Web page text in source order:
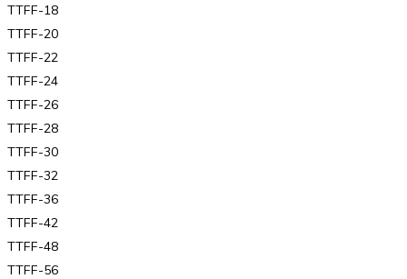
TTFF-18
TTFF-20
TTFF-22
TTFF-24
TTFF-26
TTFF-28
TTFF-30
TTFF-32
TTFF-36
TTFF-42
TTFF-48
TTFF-56